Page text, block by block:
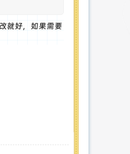
就好，如果需要